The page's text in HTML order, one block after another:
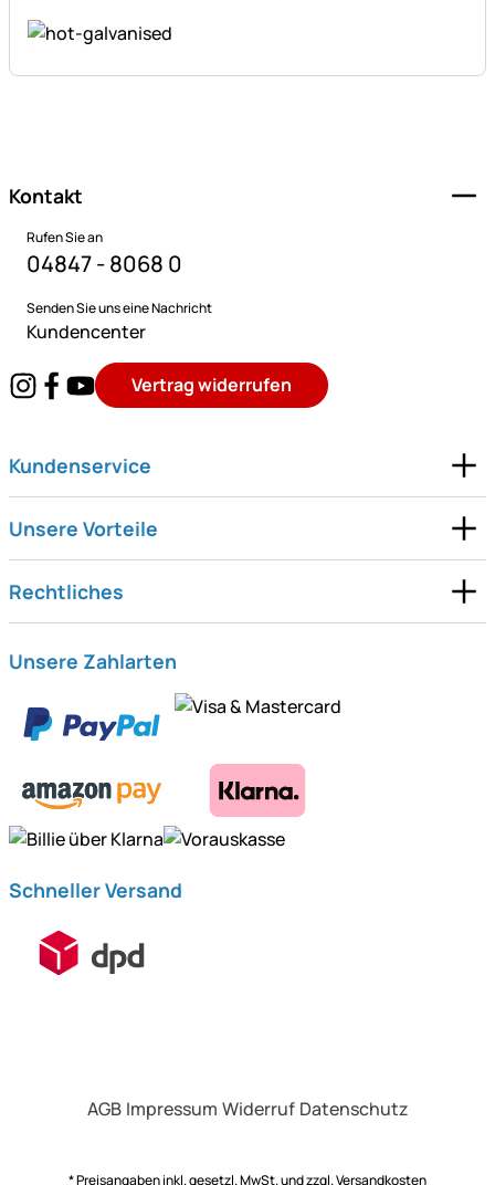
Kontakt
Rufen Sie an
04847 - 8068 0
Senden Sie uns eine Nachricht
Kundencenter
Vertrag widerrufen
Kundenservice
Unsere Vorteile
Rechtliches
Unsere Zahlarten
Schneller Versand
AGB Impressum Widerruf Datenschutz
* Preisangaben inkl. gesetzl. MwSt. und zzgl.Versandkosten